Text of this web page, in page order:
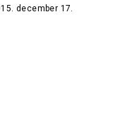
december 17.